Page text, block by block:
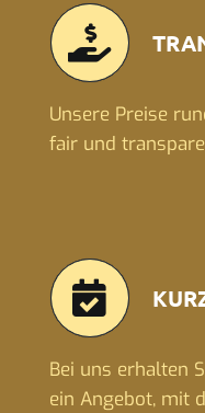
Unsere Preise
fair und
Bei uns erhalten
ein Angebot, mit